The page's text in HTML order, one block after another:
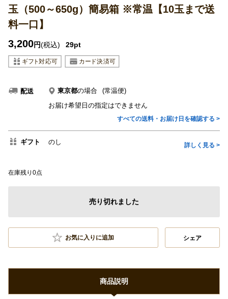
玉（500～650g）簡易箱 ※常温【10玉まで送
料一口】
3,200円(税込) 29pt
配送 東京都の場合
(常温便)
お届け希望日の指定はできません
すべての送料・お届け日を確認する >
ギフト のし 詳しく見る >
在庫残り0点
売り切れました
お気に入りに追加 シェア
商品説明